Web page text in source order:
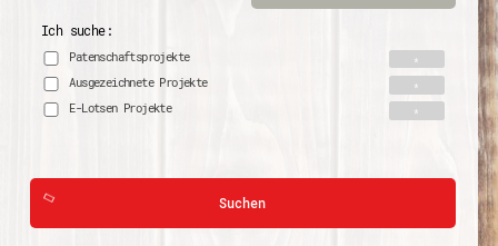
Ich suche:
Patenschaftsprojekte
Ausgezeichnete Projekte
E-Lotsen Projekte
Suchen